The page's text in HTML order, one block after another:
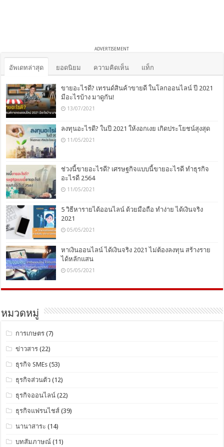
ADVERTISEMENT
อัพเดทล่าสุด ยอดนิยม ความคิดเห็น แท็ก
ขายอะไรดี? เทรนด์สินค้าขายดี ในโลกออนไลน์ ปี 2021
มีอะไรบ้าง มาดูกัน!
13/07/2021
ลงทุนอะไรดี? ในปี 2021 ให้งอกเงย เกิดประโยชน์สุงสุด
11/05/2021
ช่วงนี้ขายอะไรดี? เศรษฐกิจแบบนี้ขายอะไรดี ทำธุรกิจ
อะไรดี 2564
11/05/2021
5 วิธีหารายได้ออนไลน์ ด้วยมือถือ ทำง่าย ได้เงินจริง
2021
05/05/2021
หาเงินออนไลน์ ได้เงินจริง 2021 ไม่ต้องลงทุน สร้างราย
ได้หลักแสน
05/05/2021
หมวดหมู่
การเกษตร (7)
ข่าวสาร (22)
ธุรกิจ SMEs (53)
ธุรกิจส่วนตัว (12)
ธุรกิจออนไลน์ (22)
ธุรกิจแฟรนไชส์ (39)
นานาสาระ (14)
บทสัมภาษณ์ (11)